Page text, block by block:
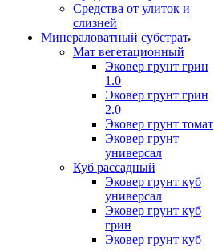
Средства от улиток и
слизней
Минераловатный субстрат
Мат вегетационный
Эковер грунт грин
1.0
Эковер грунт грин
2.0
Эковер грунт томат
Эковер грунт
универсал
Куб рассадный
Эковер грунт куб
универсал
Эковер грунт куб
грин
Эковер грунт куб